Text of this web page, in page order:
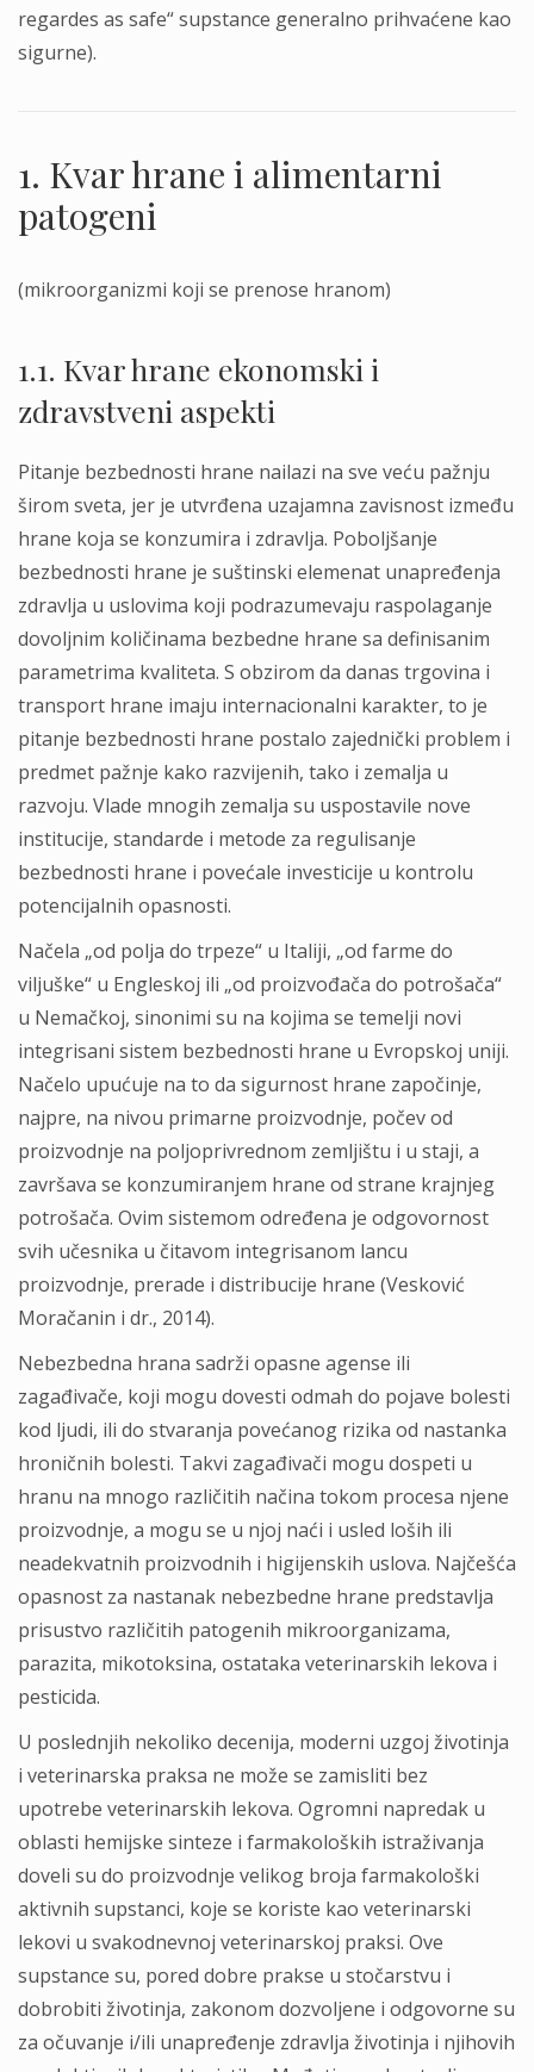
regardes as safe“ supstance generalno prihvaćene kao
sigurne).
1. Kvar hrane i alimentarni
patogeni
(mikroorganizmi koji se prenose hranom)
1.1. Kvar hrane ekonomski i
zdravstveni aspekti
Pitanje bezbednosti hrane nailazi na sve veću pažnju
širom sveta, jer je utvrđena uzajamna zavisnost između
hrane koja se konzumira i zdravlja. Poboljšanje
bezbednosti hrane je suštinski elemenat unapređenja
zdravlja u uslovima koji podrazumevaju raspolaganje
dovoljnim količinama bezbedne hrane sa definisanim
parametrima kvaliteta. S obzirom da danas trgovina i
transport hrane imaju internacionalni karakter, to je
pitanje bezbednosti hrane postalo zajednički problem i
predmet pažnje kako razvijenih, tako i zemalja u
razvoju. Vlade mnogih zemalja su uspostavile nove
institucije, standarde i metode za regulisanje
bezbednosti hrane i povećale investicije u kontrolu
potencijalnih opasnosti.
Načela „od polja do trpeze“ u Italiji, „od farme do
viljuške“ u Engleskoj ili „od proizvođača do potrošača“
u Nemačkoj, sinonimi su na kojima se temelji novi
integrisani sistem bezbednosti hrane u Evropskoj uniji.
Načelo upućuje na to da sigurnost hrane započinje,
najpre, na nivou primarne proizvodnje, počev od
proizvodnje na poljoprivrednom zemljištu i u staji, a
završava se konzumiranjem hrane od strane krajnjeg
potrošača. Ovim sistemom određena je odgovornost
svih učesnika u čitavom integrisanom lancu
proizvodnje, prerade i distribucije hrane (Vesković
Moračanin i dr., 2014).
Nebezbedna hrana sadrži opasne agense ili
zagađivače, koji mogu dovesti odmah do pojave bolesti
kod ljudi, ili do stvaranja povećanog rizika od nastanka
hroničnih bolesti. Takvi zagađivači mogu dospeti u
hranu na mnogo različitih načina tokom procesa njene
proizvodnje, a mogu se u njoj naći i usled loših ili
neadekvatnih proizvodnih i higijenskih uslova. Najčešća
opasnost za nastanak nebezbedne hrane predstavlja
prisustvo različitih patogenih mikroorganizama,
parazita, mikotoksina, ostataka veterinarskih lekova i
pesticida.
U poslednjih nekoliko decenija, moderni uzgoj životinja
i veterinarska praksa ne može se zamisliti bez
upotrebe veterinarskih lekova. Ogromni napredak u
oblasti hemijske sinteze i farmakoloških istraživanja
doveli su do proizvodnje velikog broja farmakološki
aktivnih supstanci, koje se koriste kao veterinarski
lekovi u svakodnevnoj veterinarskoj praksi. Ove
supstance su, pored dobre prakse u stočarstvu i
dobrobiti životinja, zakonom dozvoljene i odgovorne su
za očuvanje i/ili unapređenje zdravlja životinja i njihovih